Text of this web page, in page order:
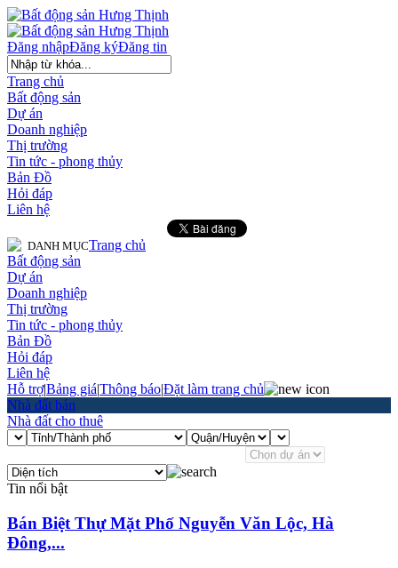
Đăng ký
Đăng nhập Đăng tin
Trang chủ
Bất động sản
Dự án
Doanh nghiệp
Thị trường
Tin tức - phong thủy
Bản Đồ
Hỏi đáp
Liên hệ
DANH MỤCTrang chủ
Bất động sản
Dự án
Doanh nghiệp
Thị trường
Tin tức - phong thủy
Bản Đồ
Hỏi đáp
Liên hệ
Hỗ trợ|Bảng giá|Thông báo|Đặt làm trang chủ
Nhà đất bán
Nhà đất cho thuê
Tin nổi bật
Bán Biệt Thự Mặt Phố Nguyễn Văn Lộc, Hà
Đông,...